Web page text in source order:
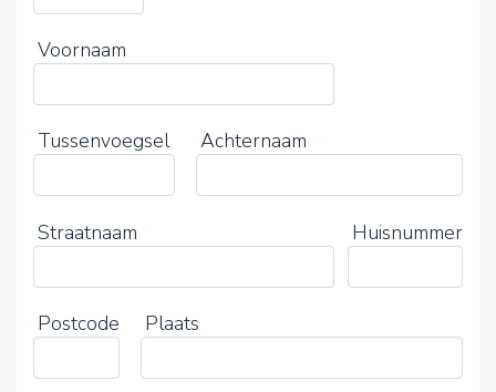
Voornaam
Tussenvoegsel Achternaam
Straatnaam Huisnummer
Postcode Plaats